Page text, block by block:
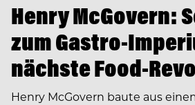
Henry McGovern:
zum Gastro-
nächste Food-
Henry McGovern baute aus